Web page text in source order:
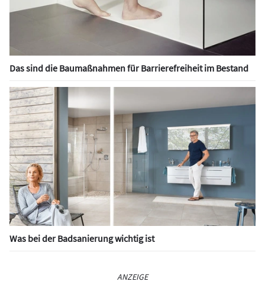
Das sind die Baumaßnahmen für Barrierefreiheit im Bestand
Was bei der Badsanierung wichtig ist
ANZEIGE